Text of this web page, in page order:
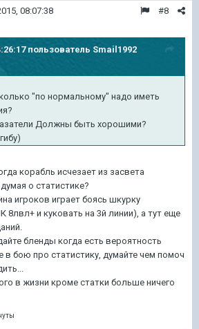
#8
08:07:38
пользователь Smail1992
"по нормальному" надо иметь
Должны быть хорошими?
корабль исчезает из засвета
о статистике?
игроков играет боясь шкурку
8лвл+ и куковать на 3й линии), а тут еще
бленды когда есть вероятность
в бою про статистику, думайте чем помоч
в жизни кроме статки больше ничего